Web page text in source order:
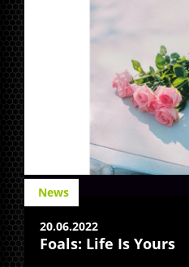
News
20.06.2022
Foals: Life Is Yours